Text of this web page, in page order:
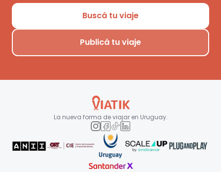
Buscá tu viaje
Publicá tu viaje
La nueva forma de viajar en Uruguay.